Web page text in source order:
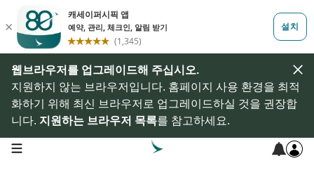
웹브라우저를 업그레이드해 주십시오.
지원하지 않는 브라우저입니다. 홈페이지 사용 환경을 최적
화하기 위해 최신 브라우저로 업그레이드하실 것을 권장합
니다. 지원하는 브라우저 목록를 참고하세요.
open navigation menu